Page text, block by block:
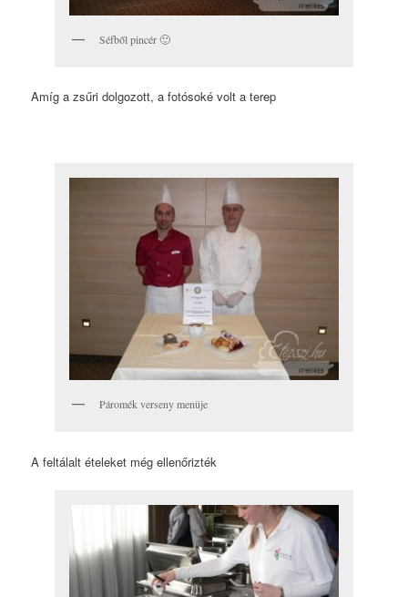
Séfből pincér 🙂
Amíg a zsűri dolgozott, a fotósoké volt a terep
Páromék verseny menüje
A feltálalt ételeket még ellenőrizték